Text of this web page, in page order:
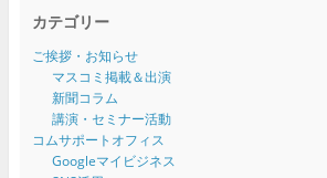
カテゴリー
ご挨拶・お知らせ
マスコミ掲載＆出演
新聞コラム
講演・セミナー活動
コムサポートオフィス
Googleマイビジネス